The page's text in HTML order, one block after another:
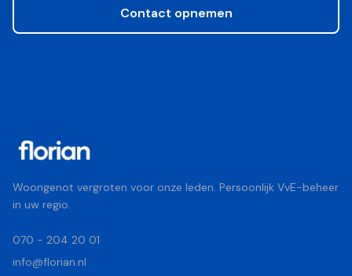
Contact opnemen
Woongenot vergroten voor onze leden. Persoonlijk VvE-beheer
in uw regio.
070 - 204 20 01
info@florian.nl